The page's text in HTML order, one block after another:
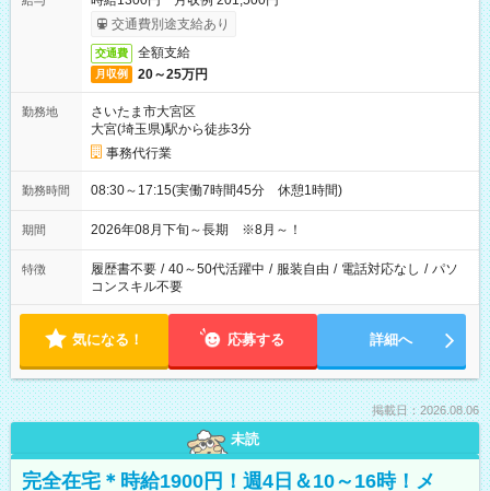
交通費別途支給あり
交通費 全額支給
月収例 20～25万円
勤務地
さいたま市大宮区
大宮(埼玉県)駅から徒歩3分
事務代行業
勤務時間 08:30～17:15(実働7時間45分 休憩1時間)
期間 2026年08月下旬～長期 ※8月～！
特徴 履歴書不要 / 40～50代活躍中 / 服装自由 / 電話対応なし / パソ
コンスキル不要
気になる！ 応募する 詳細へ
掲載日：2026.08.06
未読
完全在宅＊時給1900円！週4日＆10～16時！メ